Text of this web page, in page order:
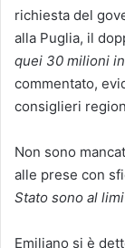
richiesta del
alla Puglia, il
quei 30 milioni
commentato,
consiglieri
Non sono
alle prese con
Stato sono al
Emiliano si è